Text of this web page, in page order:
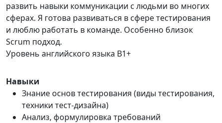
развить навыки коммуникации с людьми во многих
сферах. Я готова развиваться в сфере тестирования
и люблю работать в команде. Особенно близок
Scrum подход.
Уровень английского языка B1+
Навыки
Знание основ тестирования (виды тестирования,
техники тест-дизайна)
Анализ, формулировка требований